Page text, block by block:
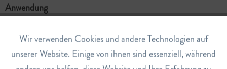
Anwendung
Aus Sicherheitsgründen wird die Anwendung zu zweit
durchgeführt. Ihr Partner liegt in Seitenlage, Sie sitzen vor
dem Kopf und zünden die Ohrkerze an und setzen diese mit
leichtem Druck und Drehung in den äusseren Gehörgang
Funktionale Aktiv
Wir verwenden Cookies und andere Technologien auf
unserer Website. Einige von ihnen sind essenziell, während